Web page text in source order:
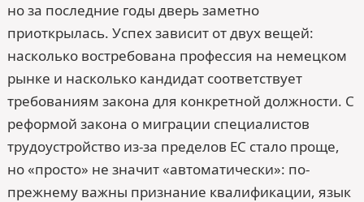
но за последние годы дверь заметно
приоткрылась. Успех зависит от двух вещей:
насколько востребована профессия на немецком
рынке и насколько кандидат соответствует
требованиям закона для конкретной должности. С
реформой закона о миграции специалистов
трудоустройство из-за пределов ЕС стало проще,
но «просто» не значит «автоматически»: по-
прежнему важны признание квалификации, язык